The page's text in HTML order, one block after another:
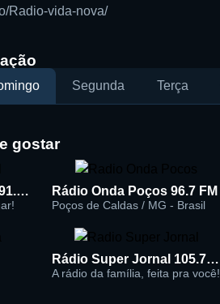
Buscar rádio
Radio-vida-nova/
Segunda Terça
gostar
Rádio Nova Regional 91.5 FM Rádio Onda Poços 96.7 FM
Poços de Caldas / MG - Brasil
Rádio Super Jornal 105.7 FM
A rádio da família, feita pra você!